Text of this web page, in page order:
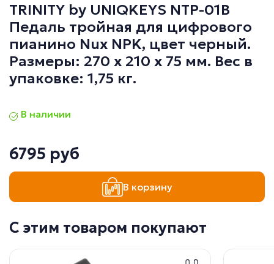
TRINITY by UNIQKEYS NTP-01B
Педаль тройная для цифрового
пианино Nux NPK, цвет черный.
Размеры: 270 х 210 х 75 мм. Вес в
упаковке: 1,75 кг.
В наличии
6795 руб
В корзину
С этим товаром покупают